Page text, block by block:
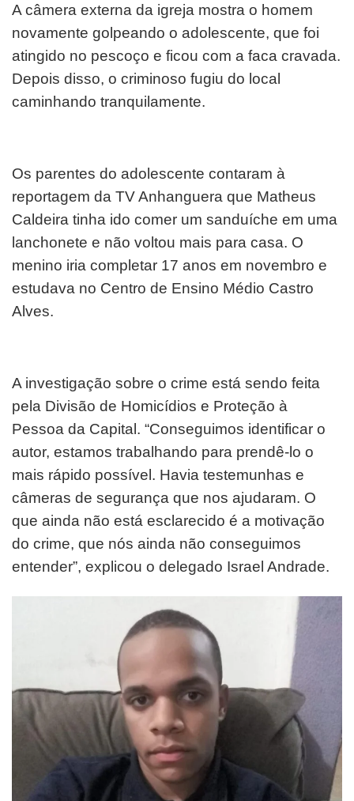
A câmera externa da igreja mostra o homem
novamente golpeando o adolescente, que foi
atingido no pescoço e ficou com a faca cravada.
Depois disso, o criminoso fugiu do local
caminhando tranquilamente.
Os parentes do adolescente contaram à
reportagem da TV Anhanguera que Matheus
Caldeira tinha ido comer um sanduíche em uma
lanchonete e não voltou mais para casa. O
menino iria completar 17 anos em novembro e
estudava no Centro de Ensino Médio Castro
Alves.
A investigação sobre o crime está sendo feita
pela Divisão de Homicídios e Proteção à
Pessoa da Capital. “Conseguimos identificar o
autor, estamos trabalhando para prendê-lo o
mais rápido possível. Havia testemunhas e
câmeras de segurança que nos ajudaram. O
que ainda não está esclarecido é a motivação
do crime, que nós ainda não conseguimos
entender”, explicou o delegado Israel Andrade.